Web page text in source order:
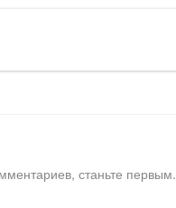
станьте первым.